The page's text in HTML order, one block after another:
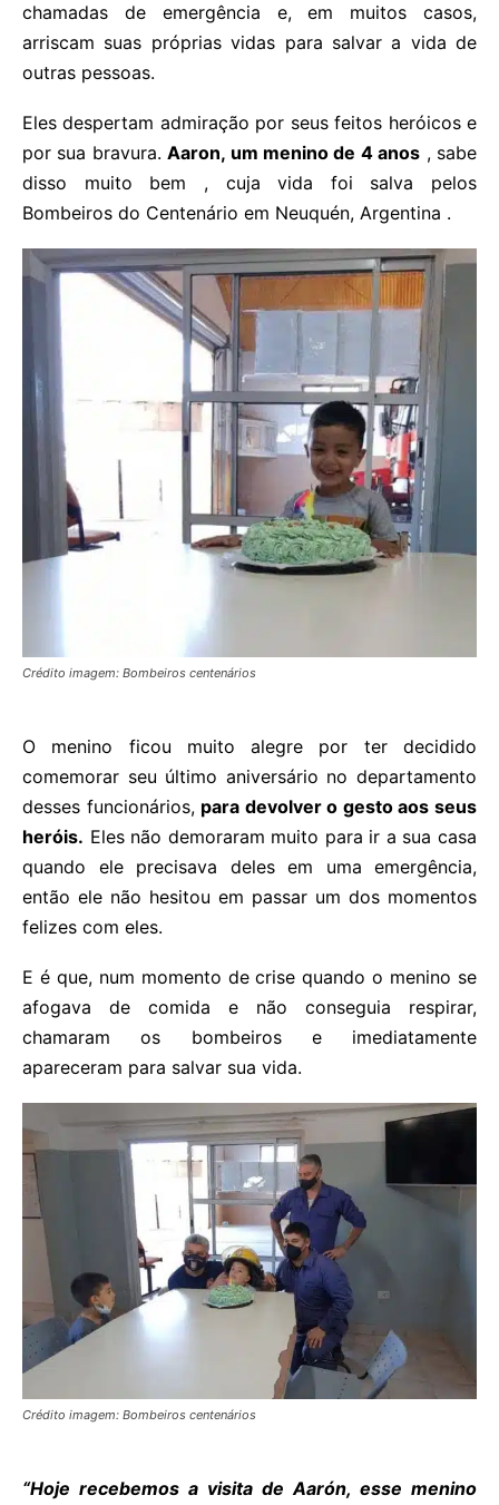
chamadas de emergência e, em muitos casos,
arriscam suas próprias vidas para salvar a vida de
outras pessoas.
Eles despertam admiração por seus feitos heróicos e
por sua bravura.Aaron, um menino de 4 anos , sabe
disso muito bem , cuja vida foi salva pelos
Bombeiros do Centenário em Neuquén, Argentina .
Crédito imagem: Bombeiros centenários
O menino ficou muito alegre por ter decidido
comemorar seu último aniversário no departamento
desses funcionários, para devolver o gesto aos seus
heróis. Eles não demoraram muito para ir a sua casa
quando ele precisava deles em uma emergência,
então ele não hesitou em passar um dos momentos
felizes com eles.
E é que, num momento de crise quando o menino se
afogava de comida e não conseguia respirar,
chamaram os bombeiros e imediatamente
apareceram para salvar sua vida.
Crédito imagem: Bombeiros centenários
“Hoje recebemos a visita de Aarón, esse menino